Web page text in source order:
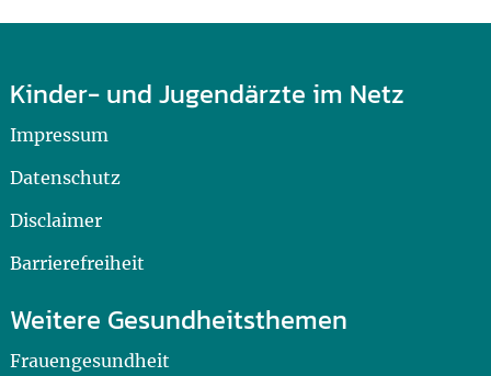
Kinder- und Jugendärzte im Netz
Impressum
Datenschutz
Disclaimer
Barrierefreiheit
Weitere Gesundheitsthemen
Frauengesundheit